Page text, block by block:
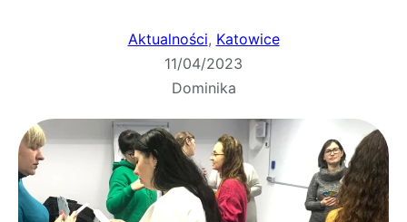
Dominika
11/04/2023
Aktualności, Katowice